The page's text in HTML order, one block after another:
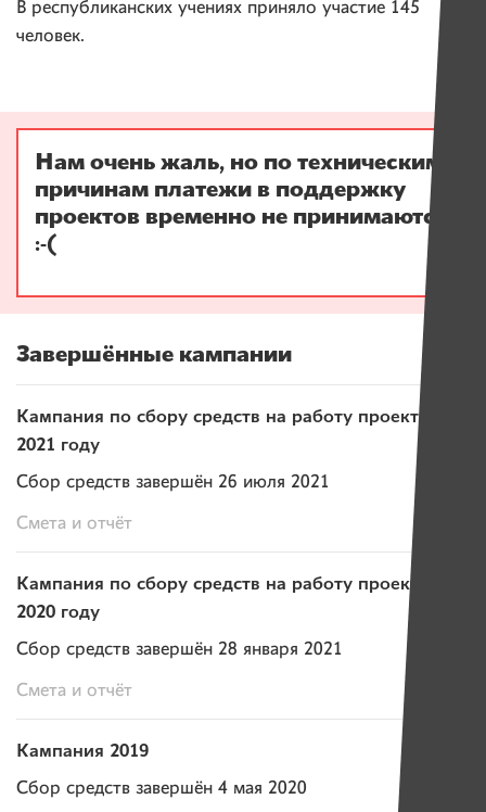
В республиканских учениях приняло участие 145
человек.
Нам очень жаль, но по техническим
причинам платежи в поддержку
проектов временно не принимаются
:-(
Завершённые кампании
Кампания по сбору средств на работу проекта в
2021 году
Сбор средств завершён 26 июля 2021
Смета и отчёт
Кампания по сбору средств на работу проекта в
2020 году
Сбор средств завершён 28 января 2021
Смета и отчёт
Кампания 2019
Сбор средств завершён 4 мая 2020